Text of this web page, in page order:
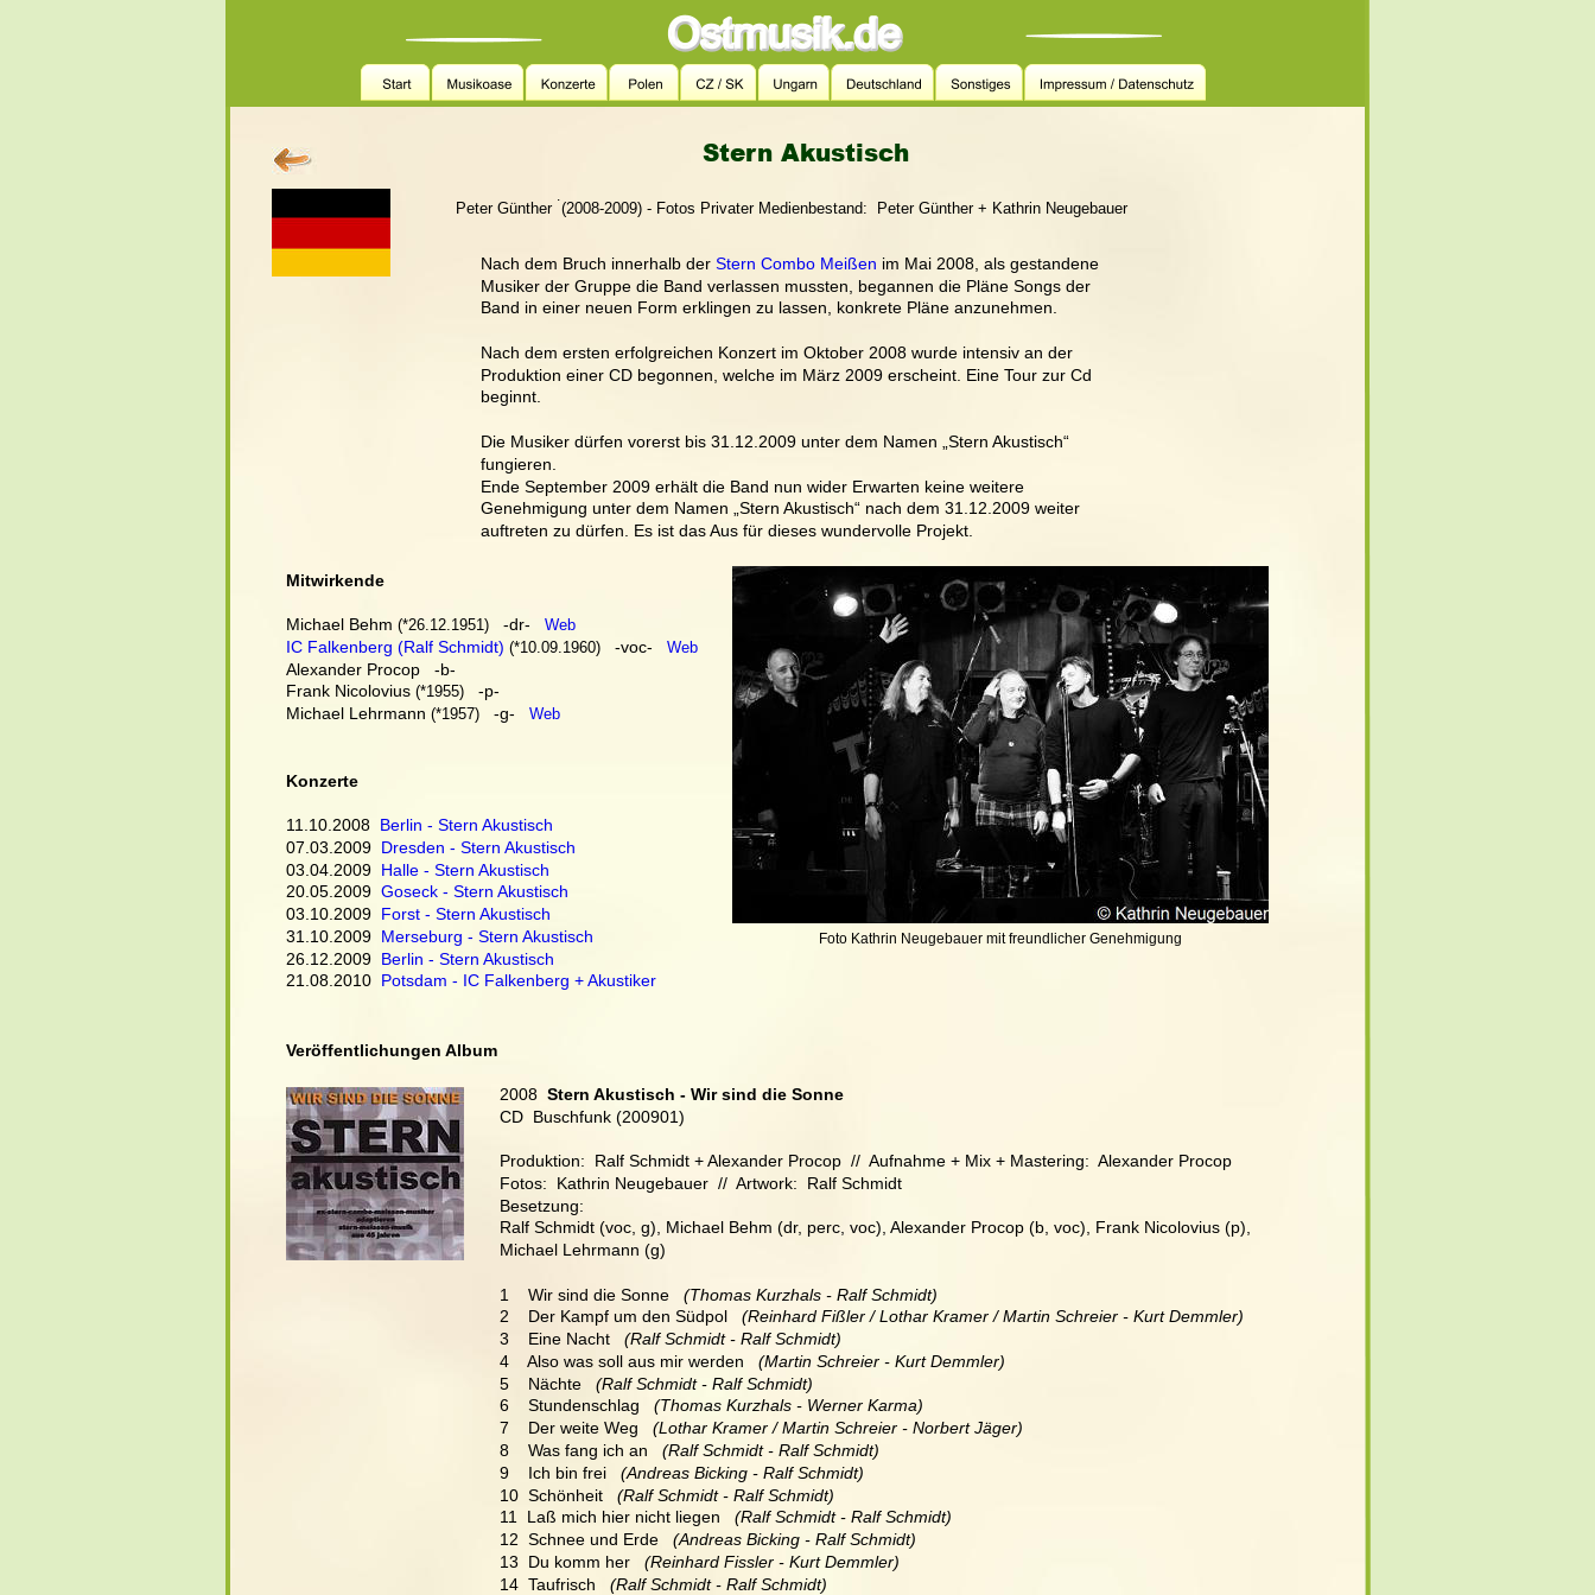
Stern Akustisch
              Peter Günther  (2008-2009) - Fotos Privater Medienbestand:  Peter Günther + Kathrin Neugebauer
.
Nach dem Bruch innerhalb der Stern Combo Meißen im Mai 2008, als gestandene
Musiker der Gruppe die Band verlassen mussten, begannen die Pläne Songs der
Band in einer neuen Form erklingen zu lassen, konkrete Pläne anzunehmen.
Nach dem ersten erfolgreichen Konzert im Oktober 2008 wurde intensiv an der
Produktion einer CD begonnen, welche im März 2009 erscheint. Eine Tour zur Cd
beginnt.
Die Musiker dürfen vorerst bis 31.12.2009 unter dem Namen „Stern Akustisch“
fungieren.
Ende September 2009 erhält die Band nun wider Erwarten keine weitere
Genehmigung unter dem Namen „Stern Akustisch“ nach dem 31.12.2009 weiter
auftreten zu dürfen. Es ist das Aus für dieses wundervolle Projekt.
Veröffentlichungen Album
Mitwirkende
Michael Behm (*26.12.1951)
   -dr-
Web
IC Falkenberg (Ralf Schmidt) (*10.09.1960)
  -voc-
Web
Alexander Procop   -b-
Frank Nicolovius (*1955)
   -p-
Michael Lehrmann (*1957)
   -g-
Web
Konzerte
11.10.2008 Berlin - Stern Akustisch
07.03.2009 Dresden - Stern Akustisch
03.04.2009 Halle - Stern Akustisch
20.05.2009 Goseck - Stern Akustisch
03.10.2009 Forst - Stern Akustisch
31.10.2009 Merseburg - Stern Akustisch
26.12.2009 Berlin - Stern Akustisch
21.08.2010 Potsdam - IC Falkenberg + Akustiker
2008
  Stern Akustisch - Wir sind die Sonne
CD  Buschfunk (200901)
Produktion:  Ralf Schmidt + Alexander Procop  //  Aufnahme + Mix + Mastering:  Alexander Procop
Fotos:  Kathrin Neugebauer  //  Artwork:  Ralf Schmidt
Besetzung:
Ralf Schmidt (voc, g), Michael Behm (dr, perc, voc), Alexander Procop (b, voc), Frank Nicolovius (p),
Michael Lehrmann (g)
1    Wir sind die Sonne
(Thomas Kurzhals - Ralf Schmidt)
2    Der Kampf um den Südpol
  (Reinhard Fißler / Lothar Kramer / Martin Schreier - Kurt Demmler)
3    Eine Nacht
(Ralf Schmidt - Ralf Schmidt)
4    Also was soll aus mir werden
(Martin Schreier - Kurt Demmler)
5    Nächte
(Ralf Schmidt - Ralf Schmidt)
6    Stundenschlag (Thomas Kurzhals - Werner Karma)
7    Der weite Weg (Lothar Kramer / Martin Schreier - Norbert Jäger)
8    Was fang ich an (Ralf Schmidt - Ralf Schmidt)
9    Ich bin frei (Andreas Bicking - Ralf Schmidt)
10  Schönheit (Ralf Schmidt - Ralf Schmidt)
11  Laß mich hier nicht liegen
(Ralf Schmidt - Ralf Schmidt)
12  Schnee und Erde
(Andreas Bicking - Ralf Schmidt)
13  Du komm her
  (Reinhard Fissler - Kurt Demmler)
14  Taufrisch (Ralf Schmidt - Ralf Schmidt)
Foto Kathrin Neugebauer mit freundlicher Genehmigung